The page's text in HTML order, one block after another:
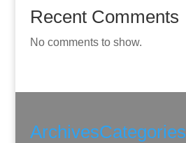
Recent Comments
No comments to show.
ArchivesCategories